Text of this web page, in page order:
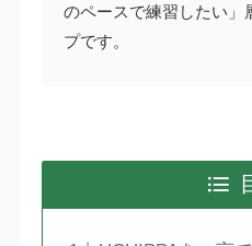
のペースで練習したい」
プです。